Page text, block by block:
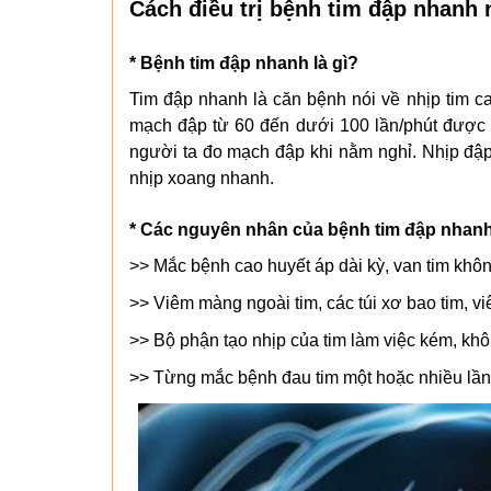
Cách điều trị bệnh tim đập nhanh
* Bệnh tim đập nhanh là gì?
Tim đập nhanh là căn bệnh nói về nhịp tim
mạch đập từ 60 đến dưới 100 lần/phút
người ta đo mạch đập khi nằm nghỉ. Nhịp
nhịp xoang nhanh.
* Các nguyên nhân của bệnh tim đập
>> Mắc bệnh cao huyết áp dài kỳ, van tim
>> Viêm màng ngoài tim, các túi xơ bao tim,
>> Bộ phận tạo nhịp của tim làm việc kém,
>> Từng mắc bệnh đau tim một hoặc nhiều